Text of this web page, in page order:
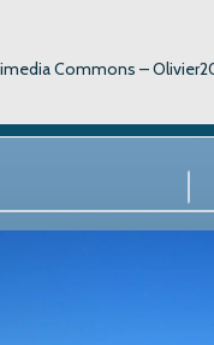
Commons –